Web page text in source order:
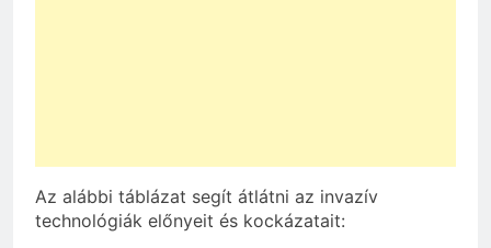
Az alábbi táblázat segít átlátni az invazív
technológiák előnyeit és kockázatait: